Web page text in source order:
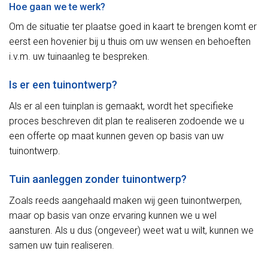
Hoe gaan we te werk?
Om de situatie ter plaatse goed in kaart te brengen komt er
eerst een hovenier bij u thuis om uw wensen en behoeften
i.v.m. uw tuinaanleg te bespreken.
Is er een tuinontwerp?
Als er al een tuinplan is gemaakt, wordt het specifieke
proces beschreven dit plan te realiseren zodoende we u
een offerte op maat kunnen geven op basis van uw
tuinontwerp.
Tuin aanleggen zonder tuinontwerp?
Zoals reeds aangehaald maken wij geen tuinontwerpen,
maar op basis van onze ervaring kunnen we u wel
aansturen. Als u dus (ongeveer) weet wat u wilt, kunnen we
samen uw tuin realiseren.